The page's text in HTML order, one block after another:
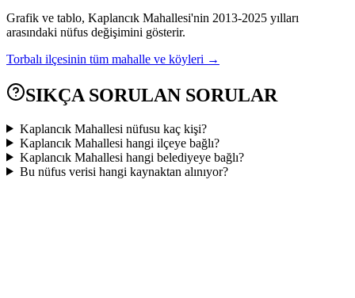
Grafik ve tablo, Kaplancık Mahallesi'nin 2013-2025 yılları
arasındaki nüfus değişimini gösterir.
Torbalı ilçesinin tüm mahalle ve köyleri →
SIKÇA SORULAN SORULAR
Kaplancık Mahallesi nüfusu kaç kişi?
Kaplancık Mahallesi hangi ilçeye bağlı?
Kaplancık Mahallesi hangi belediyeye bağlı?
Bu nüfus verisi hangi kaynaktan alınıyor?